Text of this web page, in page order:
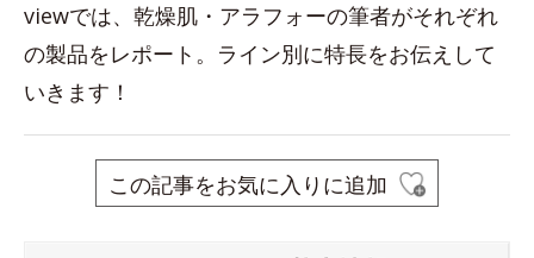
viewでは、乾燥肌・アラフォーの筆者がそれぞれ
の製品をレポート。ライン別に特長をお伝えして
いきます！
この記事をお気に入りに追加